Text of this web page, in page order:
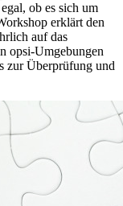
ob es sich um
erklärt den
auf das
opsi-Umgebungen
zur Überprüfung und